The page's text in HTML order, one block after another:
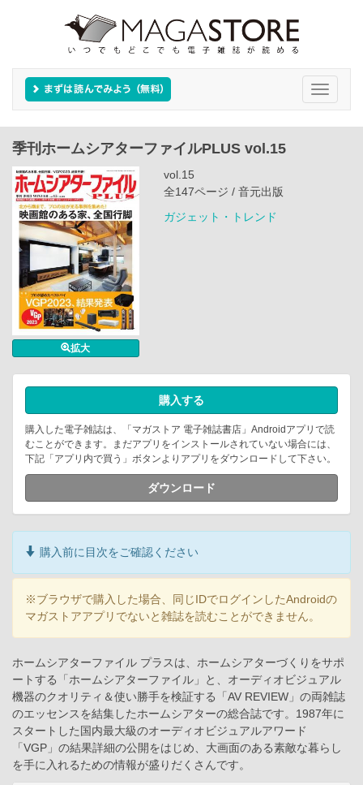
Toggle
季刊ホームシアターファイルPLUS vol.15
拡大
vol.15
全147ページ / 音元出版
ガジェット・トレンド
購入する
購入した電子雑誌は、「マガストア 電子雑誌書店」Androidアプリで読
むことができます。まだアプリをインストールされていない場合には、
下記「アプリ内で買う」ボタンよりアプリをダウンロードして下さい。
ダウンロード
購入前に目次をご確認ください
※ブラウザで購入した場合、同じIDでログインしたAndroidの
マガストアアプリでないと雑誌を読むことができません。
ホームシアターファイル プラスは、ホームシアターづくりをサポ
ートする「ホームシアターファイル」と、オーディオビジュアル
機器のクオリティ＆使い勝手を検証する「AV REVIEW」の両雑誌
のエッセンスを結集したホームシアターの総合誌です。1987年に
スタートした国内最大級のオーディオビジュアルアワード
「VGP」の結果詳細の公開をはじめ、大画面のある素敵な暮らし
を手に入れるための情報が盛りだくさんです。